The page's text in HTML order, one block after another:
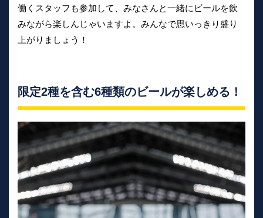
働くスタッフも参加して、みなさんと一緒にビールを飲
みながら楽しんじゃいますよ。みんなで思いっきり盛り
上がりましょう！
限定2種を含む6種類のビールが楽しめる！